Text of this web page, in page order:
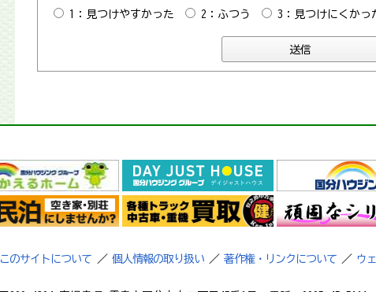
1：見つけやすかった
2：ふつう 3：見つけにくかっ
このサイトについて ／ 個人情報の取り扱い ／ 著作権・リンクについて ／ ウ